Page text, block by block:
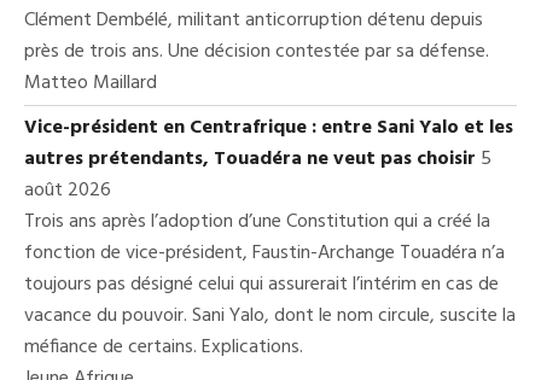
Clément Dembélé, militant anticorruption détenu depuis
près de trois ans. Une décision contestée par sa défense.
Matteo Maillard
Vice-président en Centrafrique : entre Sani Yalo et les
autres prétendants, Touadéra ne veut pas choisir 5
août 2026
Trois ans après l’adoption d’une Constitution qui a créé la
fonction de vice-président, Faustin-Archange Touadéra n’a
toujours pas désigné celui qui assurerait l’intérim en cas de
vacance du pouvoir. Sani Yalo, dont le nom circule, suscite la
méfiance de certains. Explications.